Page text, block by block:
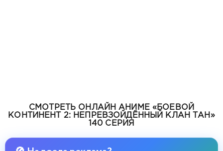
СМОТРЕТЬ ОНЛАЙН АНИМЕ «БОЕВОЙ
КОНТИНЕНТ 2: НЕПРЕВЗОЙДЁННЫЙ КЛАН ТАН»
140 СЕРИЯ